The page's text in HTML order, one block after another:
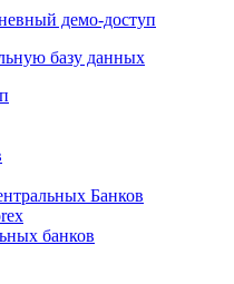
демо-доступ
базу данных
Банков
банков